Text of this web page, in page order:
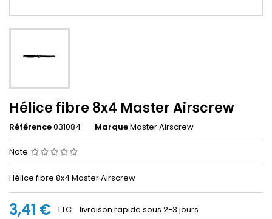
Hélice fibre 8x4 Master Airscrew
Référence031084 MarqueMaster Airscrew
Note
Hélice fibre 8x4 Master Airscrew
3,41 € TTC livraison rapide sous 2-3 jours